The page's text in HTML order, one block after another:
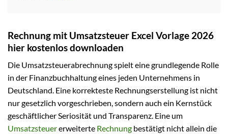
Rechnung mit Umsatzsteuer Excel Vorlage 2026
hier kostenlos downloaden
Die Umsatzsteuerabrechnung spielt eine grundlegende Rolle
in der Finanzbuchhaltung eines jeden Unternehmens in
Deutschland. Eine korrekteste Rechnungserstellung ist nicht
nur gesetzlich vorgeschrieben, sondern auch ein Kernstück
geschäftlicher Seriosität und Transparenz. Eine um
Umsatzsteuererweiterte Rechnung bestätigt nicht allein die